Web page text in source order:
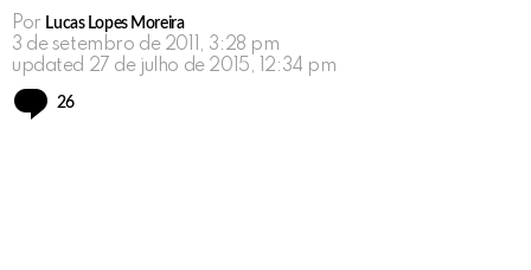
Por Lucas Lopes Moreira
3 de setembro de 2011, 3:28 pm
updated 27 de julho de 2015, 12:34 pm
26